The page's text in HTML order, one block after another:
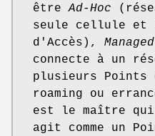
êtreAd-Hoc
seule cellule et
d'Accès), Managed
connecte à un
plusieurs Points
roaming ou
est le maître qui
agit comme un